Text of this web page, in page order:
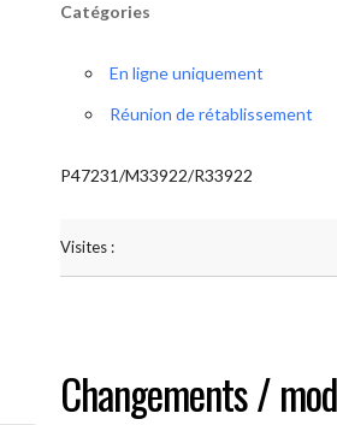
Catégories
En ligne uniquement
Réunion de rétablissement
P47231/M33922/R33922
Visites :
Changements /